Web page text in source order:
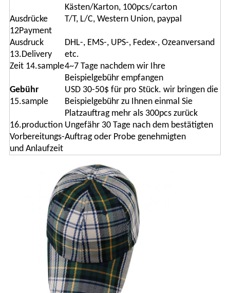
Kästen/Karton, 100pcs/carton
Ausdrücke
12Payment
T/T, L/C, Western Union, paypal
Ausdruck
13.Delivery
DHL-, EMS-, UPS-, Fedex-, Ozeanversand
etc.
Zeit 14.sample4~7 Tage nachdem wir Ihre
Beispielgebühr empfangen
Gebühr
15.sample
USD 30-50$ für pro Stück. wir bringen die
Beispielgebühr zu Ihnen einmal Sie
Platzauftrag mehr als 300pcs zurück
16.production
Vorbereitungs-
und Anlaufzeit
Ungefähr 30 Tage nach dem bestätigten
Auftrag oder Probe genehmigten